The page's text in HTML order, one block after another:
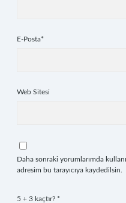
E-Posta*
Web Sitesi
Daha sonraki yorumlarımda
adresim bu tarayıcıya kaydedilsin.
5 + 3 kaçtır? *